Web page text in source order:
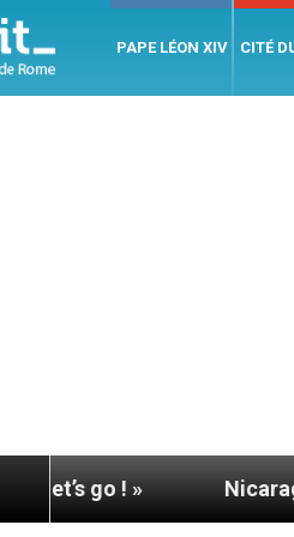
PAPE LÉON XIV CITÉ
Nicaragua : L’ONU